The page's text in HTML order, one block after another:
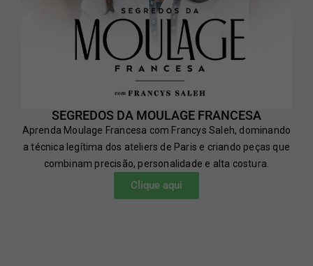
SEGREDOS DA MOULAGE FRANCESA
Aprenda Moulage Francesa com Francys Saleh, dominando
a técnica legítima dos ateliers de Paris e criando peças que
combinam precisão, personalidade e alta costura.
Clique aqui